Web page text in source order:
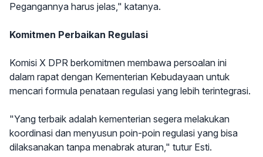
Pegangannya harus jelas," katanya.
Komitmen Perbaikan Regulasi
Komisi X DPR berkomitmen membawa persoalan ini
dalam rapat dengan Kementerian Kebudayaan untuk
mencari formula penataan regulasi yang lebih terintegrasi.
"Yang terbaik adalah kementerian segera melakukan
koordinasi dan menyusun poin-poin regulasi yang bisa
dilaksanakan tanpa menabrak aturan," tutur Esti.